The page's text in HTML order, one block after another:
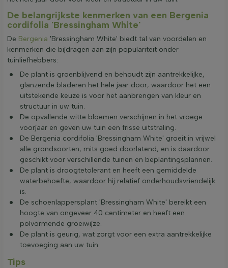
De belangrijkste kenmerken van een Bergenia
cordifolia 'Bressingham White'
De Bergenia 'Bressingham White' biedt tal van voordelen en
kenmerken die bijdragen aan zijn populariteit onder
tuinliefhebbers:
De plant is groenblijvend en behoudt zijn aantrekkelijke,
glanzende bladeren het hele jaar door, waardoor het een
uitstekende keuze is voor het aanbrengen van kleur en
structuur in uw tuin.
De opvallende witte bloemen verschijnen in het vroege
voorjaar en geven uw tuin een frisse uitstraling.
De Bergenia cordifolia 'Bressingham White' groeit in vrijwel
alle grondsoorten, mits goed doorlatend, en is daardoor
geschikt voor verschillende tuinen en beplantingsplannen.
De plant is droogtetolerant en heeft een gemiddelde
waterbehoefte, waardoor hij relatief onderhoudsvriendelijk
is.
De schoenlappersplant 'Bressingham White' bereikt een
hoogte van ongeveer 40 centimeter en heeft een
polvormende groeiwijze.
De plant is geurig, wat zorgt voor een extra aantrekkelijke
toevoeging aan uw tuin.
Tips